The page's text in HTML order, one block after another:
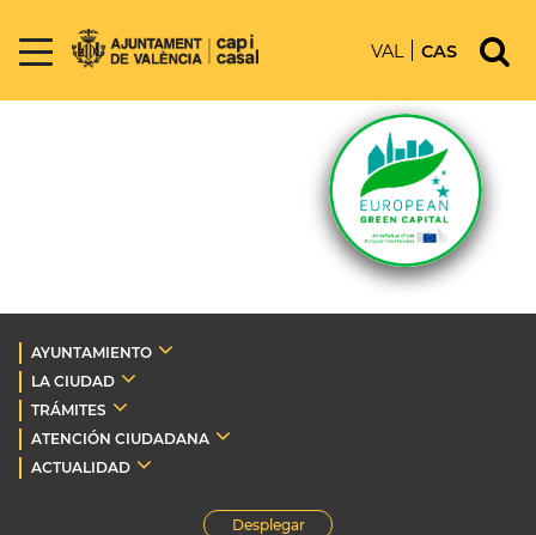
VAL CAS
AYUNTAMIENTO
LA CIUDAD
TRÁMITES
ATENCIÓN CIUDADANA
ACTUALIDAD
Desplegar